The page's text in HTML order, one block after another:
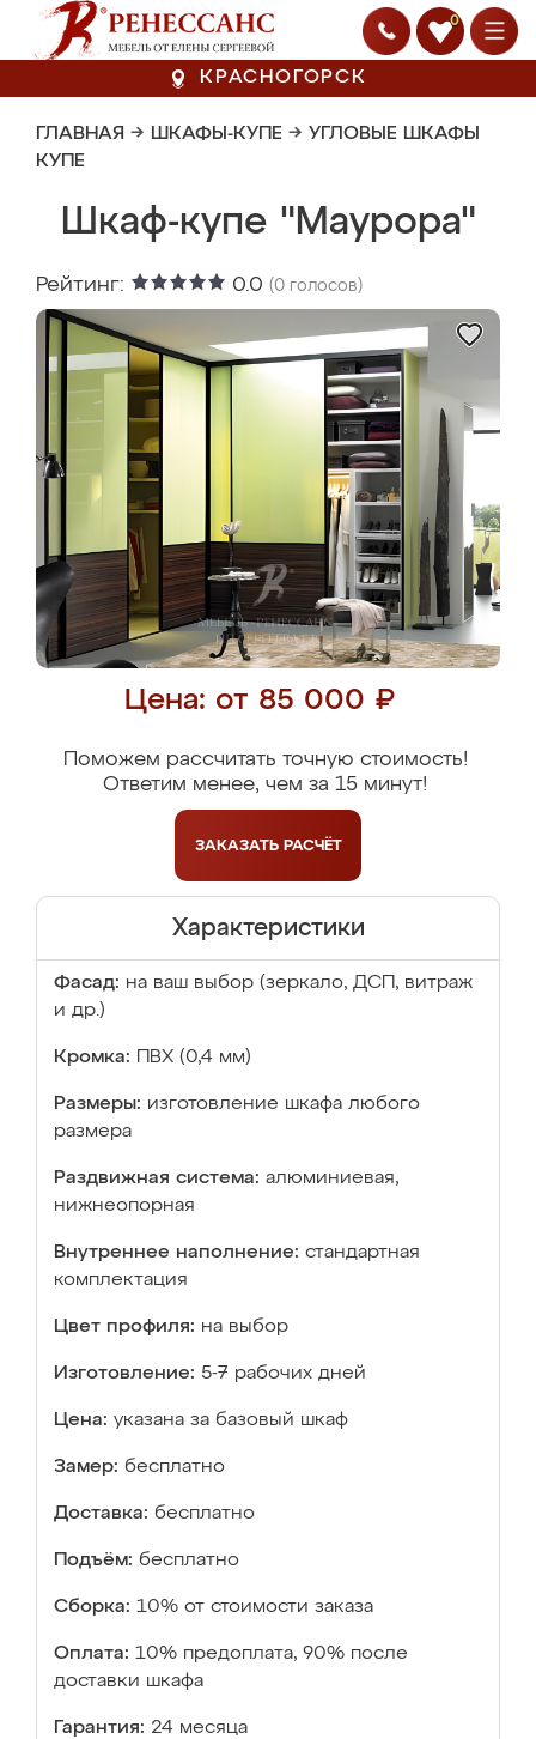
0
КРАСНОГОРСК
ГЛАВНАЯ → ШКАФЫ-КУПЕ → УГЛОВЫЕ ШКАФЫ
КУПЕ
Шкаф-купе "Маурора"
Рейтинг: 0.0 (0 голосов)
Цена: от 85 000 ₽
Поможем рассчитать точную стоимость!
Ответим менее, чем за 15 минут!
ЗАКАЗАТЬ РАСЧЁТ
Характеристики
Фасад: на ваш выбор (зеркало, ДСП, витраж
и др.)
Кромка: ПВХ (0,4 мм)
Размеры: изготовление шкафа любого
размера
Раздвижная система: алюминиевая,
нижнеопорная
Внутреннее наполнение: стандартная
комплектация
Цвет профиля: на выбор
Изготовление: 5-7 рабочих дней
Цена: указана за базовый шкаф
Замер: бесплатно
Доставка: бесплатно
Подъём: бесплатно
Сборка: 10% от стоимости заказа
Оплата: 10% предоплата, 90% после
доставки шкафа
Гарантия: 24 месяца